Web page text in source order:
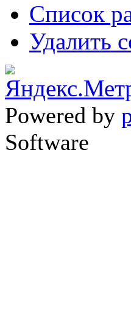
Список
Удалить
Powered by
Software